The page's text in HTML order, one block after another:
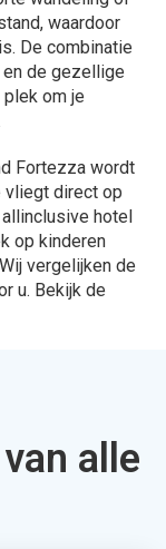
waardoor
De combinatie
de gezellige
om je
Fortezza wordt
vliegt direct op
allinclusive hotel
op kinderen
vergelijken de
u. Bekijk de
alle